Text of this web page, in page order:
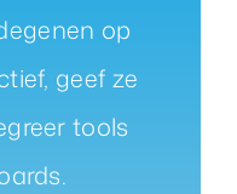
op
geef ze
tools